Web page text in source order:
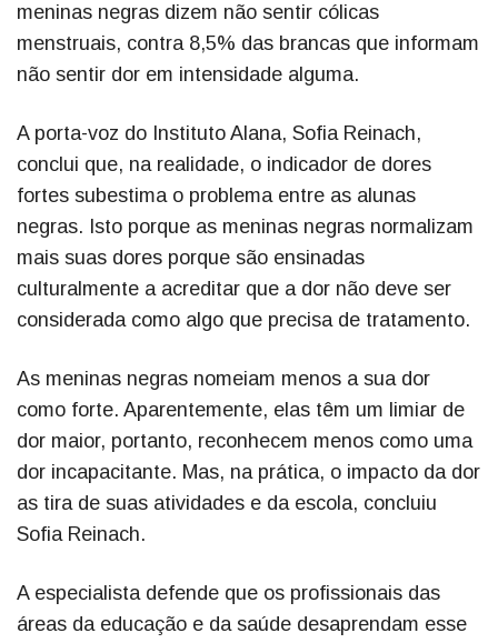
meninas negras dizem não sentir cólicas
menstruais, contra 8,5% das brancas que informam
não sentir dor em intensidade alguma.
A porta-voz do Instituto Alana, Sofia Reinach,
conclui que, na realidade, o indicador de dores
fortes subestima o problema entre as alunas
negras. Isto porque as meninas negras normalizam
mais suas dores porque são ensinadas
culturalmente a acreditar que a dor não deve ser
considerada como algo que precisa de tratamento.
As meninas negras nomeiam menos a sua dor
como forte. Aparentemente, elas têm um limiar de
dor maior, portanto, reconhecem menos como uma
dor incapacitante. Mas, na prática, o impacto da dor
as tira de suas atividades e da escola, concluiu
Sofia Reinach.
A especialista defende que os profissionais das
áreas da educação e da saúde desaprendam esse